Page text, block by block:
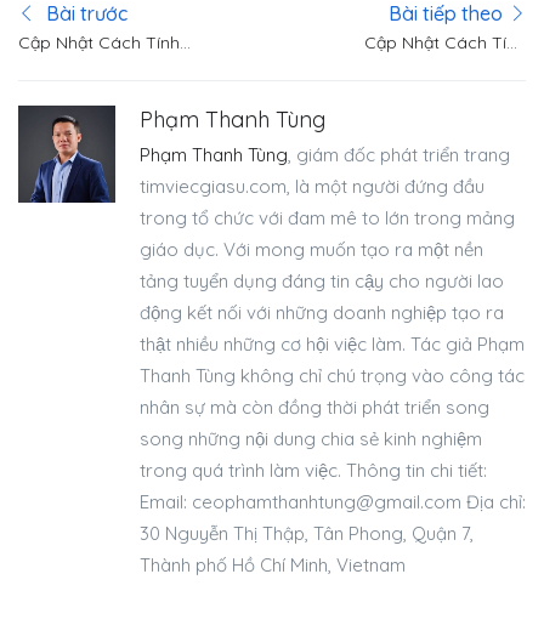
Bài trước
Cập Nhật Cách Tính
Bài tiếp theo
Cập Nhật Cách Tính
Phạm Thanh Tùng
Phạm Thanh Tùng, giám đốc phát triển trang
timviecgiasu.com, là một người đứng đầu
trong tổ chức với đam mê to lớn trong mảng
giáo dục. Với mong muốn tạo ra một nền
tảng tuyển dụng đáng tin cậy cho người lao
động kết nối với những doanh nghiệp tạo ra
thật nhiều những cơ hội việc làm. Tác giả Phạm
Thanh Tùng không chỉ chú trọng vào công tác
nhân sự mà còn đồng thời phát triển song
song những nội dung chia sẻ kinh nghiệm
trong quá trình làm việc. Thông tin chi tiết:
Email: ceophamthanhtung@gmail.com Địa chỉ:
30 Nguyễn Thị Thập, Tân Phong, Quận 7,
Thành phố Hồ Chí Minh, Vietnam